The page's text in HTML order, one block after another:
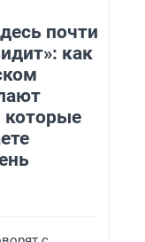
почти
как
которые